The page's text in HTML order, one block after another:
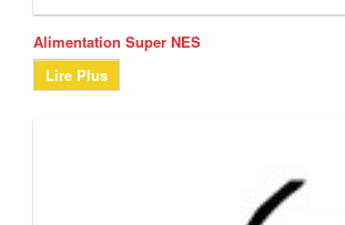
Alimentation Super NES
Lire Plus